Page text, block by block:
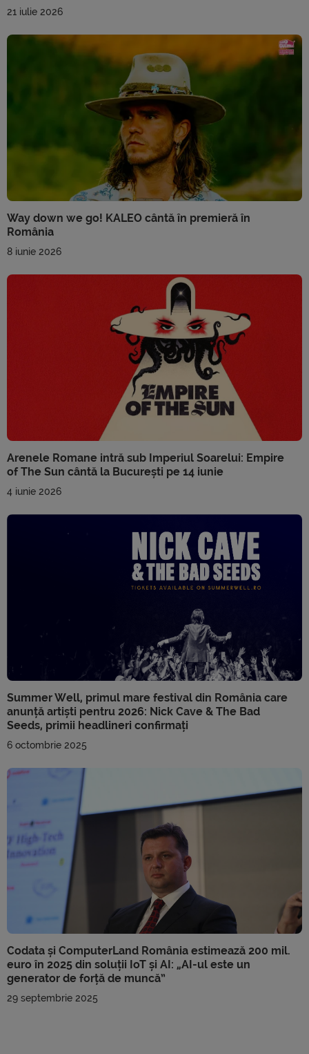
21 iulie 2026
Way down we go! KALEO cântă în premieră în
România
8 iunie 2026
Arenele Romane intră sub Imperiul Soarelui: Empire
of The Sun cântă la București pe 14 iunie
4 iunie 2026
Summer Well, primul mare festival din România care
anunță artiști pentru 2026: Nick Cave & The Bad
Seeds, primii headlineri confirmați
6 octombrie 2025
Codata și ComputerLand România estimează 200 mil.
euro în 2025 din soluții IoT și AI: „AI-ul este un
generator de forță de muncă”
29 septembrie 2025